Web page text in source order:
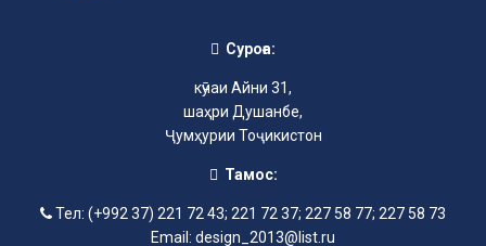
Суроға:
кӯчаи Айни 31,
шаҳри Душанбе,
Ҷумҳурии Тоҷикистон
Тамос:
Тел: (+992 37) 221 72 43; 221 72 37; 227 58 77; 227 58 73
Email: design_2013@list.ru